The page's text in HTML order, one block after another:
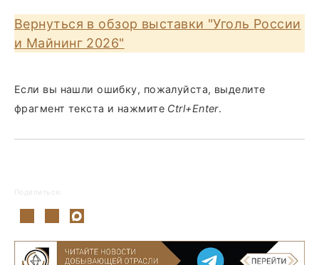
Вернуться в обзор выставки "Уголь России
и Майнинг 2026"
Если вы нашли ошибку, пожалуйста, выделите
фрагмент текста и нажмите Ctrl+Enter.
Поделиться: